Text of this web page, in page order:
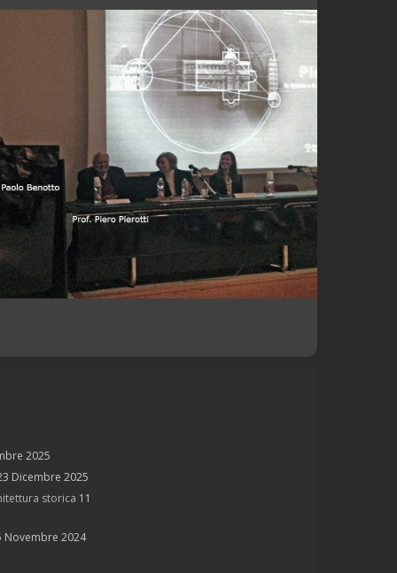
2025
Dicembre 2025
storica 11
Novembre 2024